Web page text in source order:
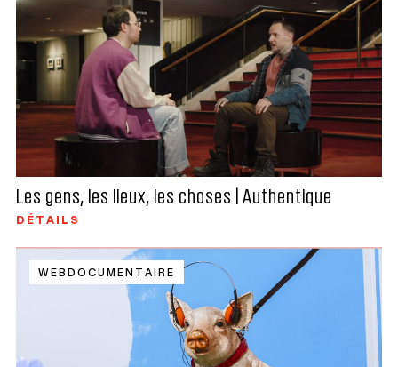
Les gens, les lieux, les choses | Authentique
DÉTAILS
WEBDOCUMENTAIRE